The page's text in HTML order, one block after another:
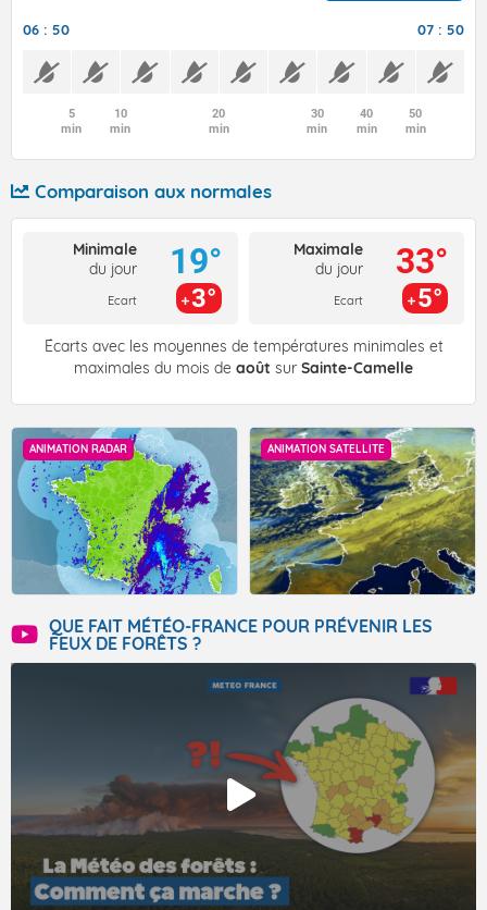
06 : 50 07 : 50
5
min
10
min
20
min
30
min
40
min
50
min
Comparaison aux normales
Minimale
du jour
Ecart
19°
3°
Maximale
du jour
Ecart
33°
5°
Écarts avec les moyennes de températures minimales et
maximales du mois de août sur Sainte-Camelle
ANIMATION RADAR ANIMATION SATELLITE
QUE FAIT MÉTÉO-FRANCE POUR PRÉVENIR LES
FEUX DE FORÊTS ?